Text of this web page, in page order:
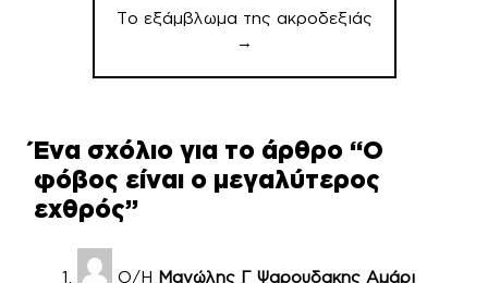
Το εξάμβλωμα της ακροδεξιάς
→
Ένα σχόλιο για το άρθρο “Ο
φόβος είναι ο μεγαλύτερος
εχθρός”
Ο/Η Μανώλης Γ Ψαρουδακης Αμάρι